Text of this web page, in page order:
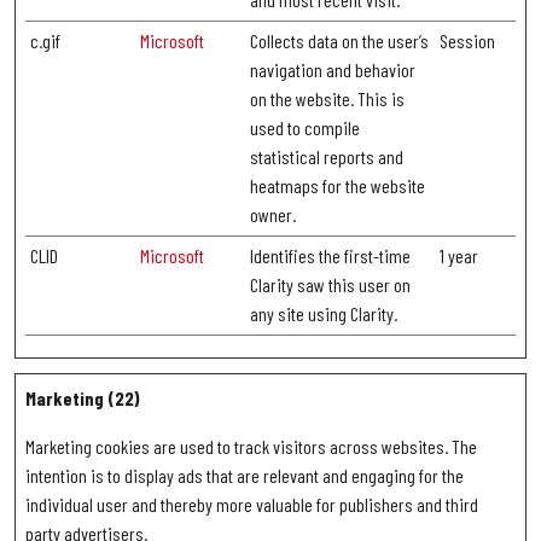
c.gif Microsoft
Collects data on the user’s
navigation and behavior
on the website. This is
used to compile
statistical reports and
heatmaps for the website
owner.
Session
CLID Microsoft
Identifies the first-time
Clarity saw this user on
any site using Clarity.
1 year
Marketing (22)
Marketing cookies are used to track visitors across websites. The
intention is to display ads that are relevant and engaging for the
individual user and thereby more valuable for publishers and third
party advertisers.